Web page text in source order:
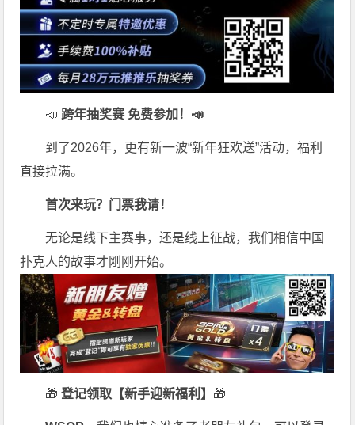
📣跨年抽奖赛 免费参加 ！📣
到了2026年，更有新一波“新年狂欢送”活动，福利
直接拉满。
首次来玩？门票我请！
无论是线下主赛事，还是线上征战，我们相信中国
扑克人的故事才刚刚开始。
🎁 登记领取【新手迎新福利】 🎁